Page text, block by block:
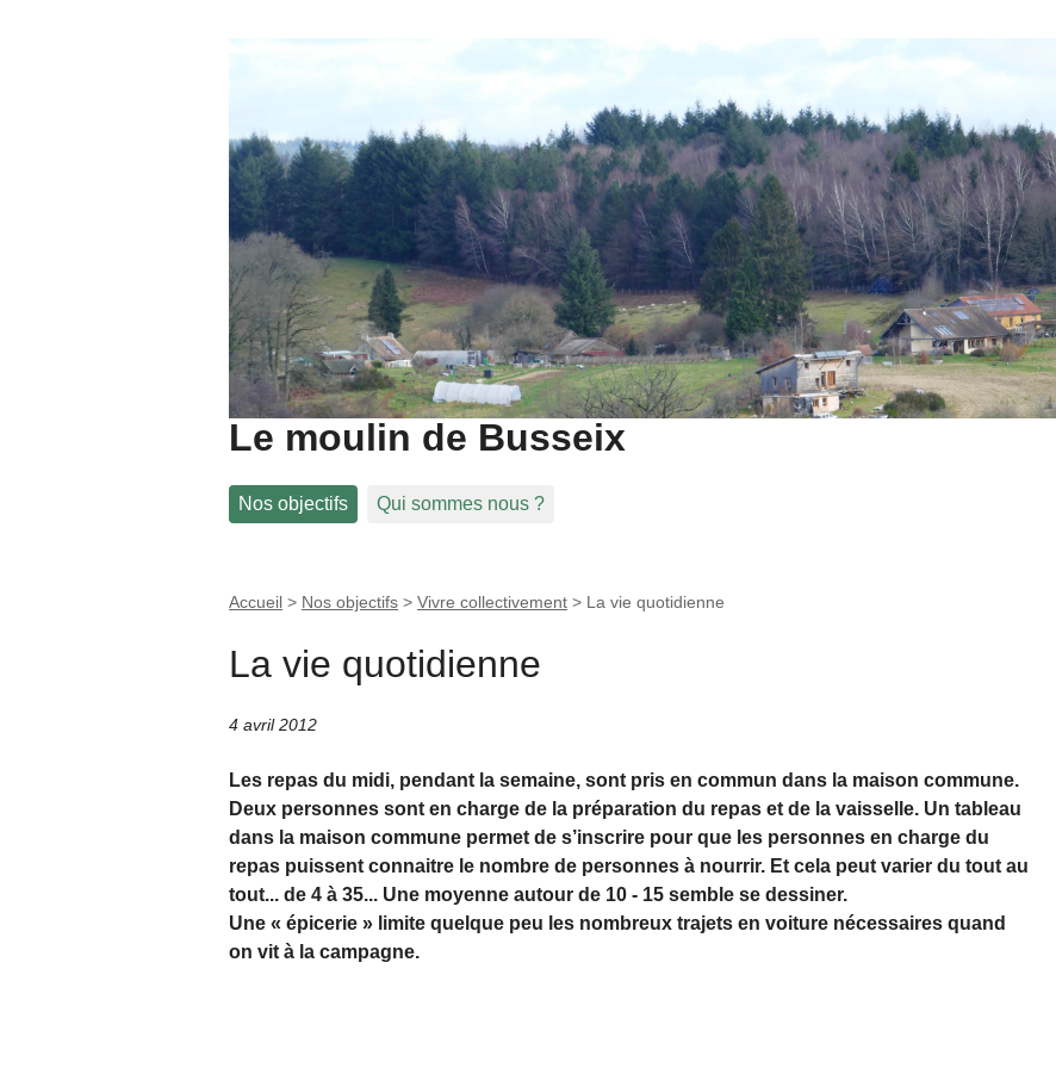
Le moulin de Busseix
Nos objectifs Qui sommes nous ?
Accueil > Nos objectifs > Vivre collectivement > La vie quotidienne
La vie quotidienne
4 avril 2012
Les repas du midi, pendant la semaine, sont pris en commun dans la maison commune.
Deux personnes sont en charge de la préparation du repas et de la vaisselle. Un tableau
dans la maison commune permet de s’inscrire pour que les personnes en charge du
repas puissent connaitre le nombre de personnes à nourrir. Et cela peut varier du tout au
tout... de 4 à 35... Une moyenne autour de 10 - 15 semble se dessiner.
Une « épicerie » limite quelque peu les nombreux trajets en voiture nécessaires quand
on vit à la campagne.